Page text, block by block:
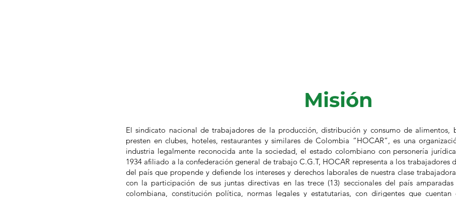
Misión
El sindicato nacional de trabajadores de la producción, distribución y consumo de alimentos,
presten en clubes, hoteles, restaurantes y similares de Colombia “HOCAR”, es una
industria legalmente reconocida ante la sociedad, el estado colombiano con personería
1934 afiliado a la confederación general de trabajo C.G.T, HOCAR representa a los trabajadores
del país que propende y defiende los intereses y derechos laborales de nuestra clase
con la participación de sus juntas directivas en las trece (13) seccionales del país
colombiana, constitución política, normas legales y estatutarias, con dirigentes que